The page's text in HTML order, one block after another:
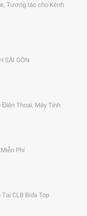
Tương tác cho Kênh
SÀI GÒN
Thoại, Máy Tính
Phí
CLB Bida Top